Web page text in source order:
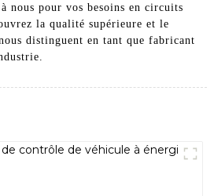
nous pour vos besoins en circuits
la qualité supérieure et le
distinguent en tant que fabricant